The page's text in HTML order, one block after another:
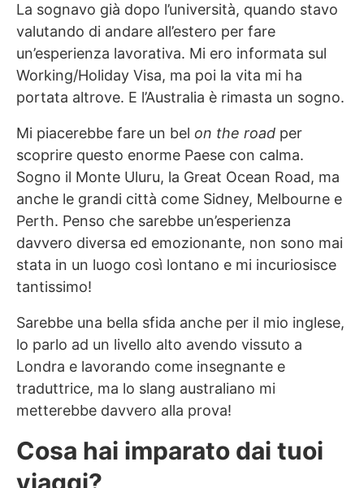
La sognavo già dopo l’università, quando stavo
valutando di andare all’estero per fare
un’esperienza lavorativa. Mi ero informata sul
Working/Holiday Visa, ma poi la vita mi ha
portata altrove. E l’Australia è rimasta un sogno.
Mi piacerebbe fare un bel on the road per
scoprire questo enorme Paese con calma.
Sogno il Monte Uluru, la Great Ocean Road, ma
anche le grandi città come Sidney, Melbourne e
Perth. Penso che sarebbe un’esperienza
davvero diversa ed emozionante, non sono mai
stata in un luogo così lontano e mi incuriosisce
tantissimo!
Sarebbe una bella sfida anche per il mio inglese,
lo parlo ad un livello alto avendo vissuto a
Londra e lavorando come insegnante e
traduttrice, ma lo slang australiano mi
metterebbe davvero alla prova!
Cosa hai imparato dai tuoi